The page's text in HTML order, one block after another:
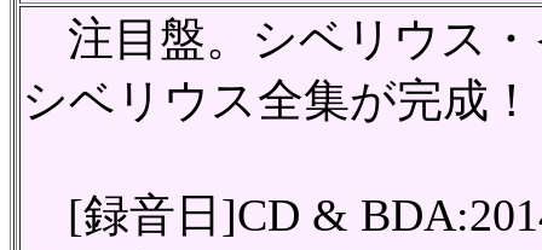
注目盤。シベリウス・
シベリウス全集が完成！
[録音日]CD &